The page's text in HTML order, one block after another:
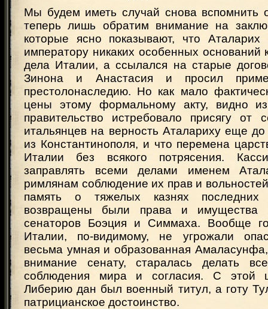
Мы будем иметь случай снова вспомнить
теперь лишь обратим внимание на
которые ясно показывают, что
императору никаких особенных оснований
дела Италии, а ссылался на старые
Зинона и Анастасия и просил
престолонаследию. Но как мало
цены этому формальному акту, видно
правительство истребовало присягу от
итальянцев на верность Аталариху еще до
из Константинополя, и что перемена
Италии без всякого потрясения.
заправлять всеми делами именем
римлянам соблюдение их прав и
память о тяжелых казнях
возвращены были права и имущества
сенаторов Боэция и Симмаха. Вообще
Италии, по-видимому, не угрожали
весьма умная и образованная
внимание сенату, старалась делать
соблюдения мира и согласия. С этой
Либерию дан был военный титул, а готу
патрицианское достоинство.